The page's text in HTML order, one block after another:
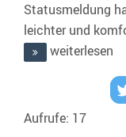
Statusmeldung
leichter und
weiterlesen
Aufrufe: 17